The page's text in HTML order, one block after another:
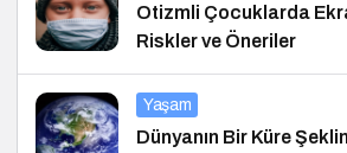
Otizmli Çocuklarda
Riskler ve Öneriler
Yaşam
Dünyanın Bir Küre